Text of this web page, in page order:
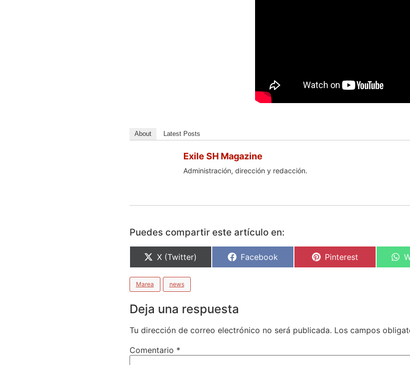
About Latest Posts
Exile SH Magazine
Administración, dirección y redacción.
Puedes compartir este artículo en:
X (Twitter) Facebook Pinterest
Marea news
Deja una respuesta
Tu dirección de correo electrónico no será publicada. Los campos
Comentario *